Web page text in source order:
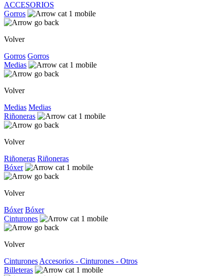
ACCESORIOS
Gorros
Volver
Gorros Gorros
Medias
Volver
Medias Medias
Riñoneras
Volver
Riñoneras Riñoneras
Bóxer
Volver
Bóxer Bóxer
Cinturones
Volver
Cinturones Accesorios - Cinturones - Otros
Billeteras